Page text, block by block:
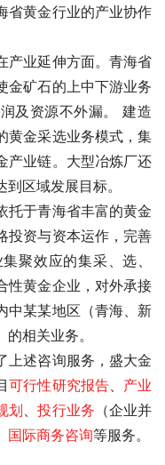
省黄金行业的产业协作
产业延伸方面。青海省
金矿石的上中下游业务
及资源不外漏。 建造
黄金采选业务模式，集
产业链。大型冶炼厂还
区域发展目标。
托于青海省丰富的黄金
投资与资本运作，完善
聚效应的集采、选、
性黄金企业，对外承接
中某某地区（青海、新
相关业务。
上述咨询服务，盛大金
可行性研究报告、 产业
划、投行业务 （企业并
国际商务咨询等服务。